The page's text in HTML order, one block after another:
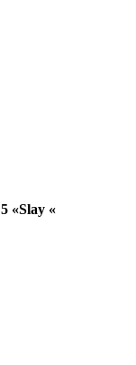
«Slay «